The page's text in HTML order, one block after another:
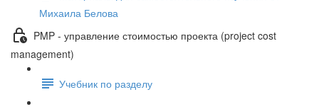
Михаила Белова
PMP - управление стоимостью проекта (project cost
management)
Учебник по разделу